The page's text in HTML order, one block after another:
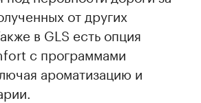
от других
в GLS есть опция
с программами
ароматизацию и